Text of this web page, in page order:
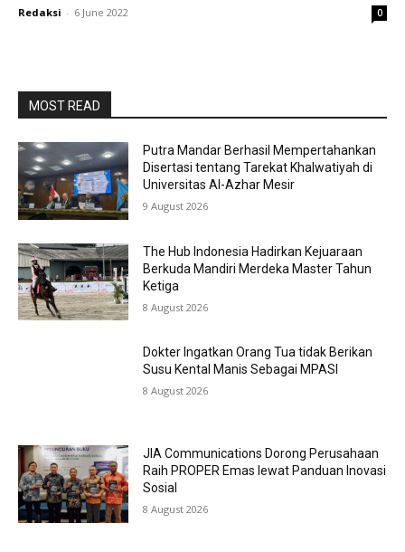
Redaksi - 6 June 2022 0
MOST READ
Putra Mandar Berhasil Mempertahankan
Disertasi tentang Tarekat Khalwatiyah di
Universitas Al-Azhar Mesir
9 August 2026
The Hub Indonesia Hadirkan Kejuaraan
Berkuda Mandiri Merdeka Master Tahun
Ketiga
8 August 2026
Dokter Ingatkan Orang Tua tidak Berikan
Susu Kental Manis Sebagai MPASI
8 August 2026
JIA Communications Dorong Perusahaan
Raih PROPER Emas lewat Panduan Inovasi
Sosial
8 August 2026